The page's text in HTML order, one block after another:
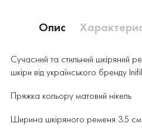
Опис
Сучасний та стильний шкіряний
шкіри від українського бренду
Пряжка кольору матовий нікель
Ширина шкіряного ременя 3.5 см